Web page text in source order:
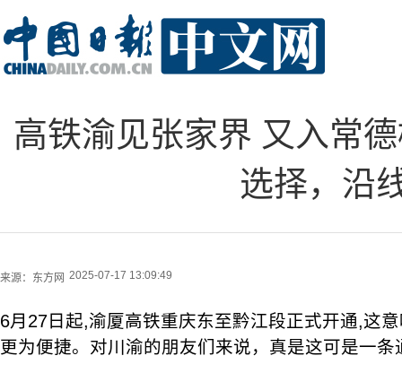
高铁渝见张家界 又入常
选择，沿
来源： 东方网 2025-07-17 13:09:49
6月27日起,渝厦高铁重庆东至黔江段正式开通,这
更为便捷。对川渝的朋友们来说，真是这可是一